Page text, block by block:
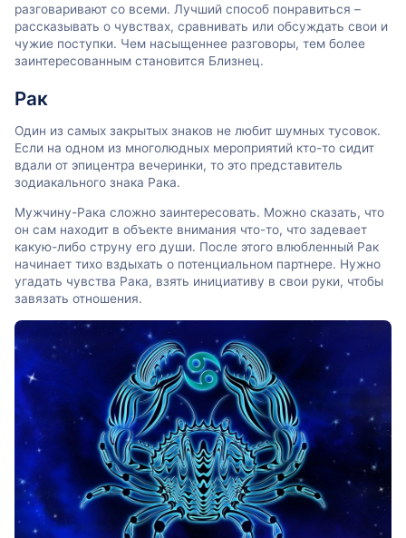
разговаривают со всеми. Лучший способ понравиться –
рассказывать о чувствах, сравнивать или обсуждать свои и
чужие поступки. Чем насыщеннее разговоры, тем более
заинтересованным становится Близнец.
Рак
Один из самых закрытых знаков не любит шумных тусовок.
Если на одном из многолюдных мероприятий кто-то сидит
вдали от эпицентра вечеринки, то это представитель
зодиакального знака Рака.
Мужчину-Рака сложно заинтересовать. Можно сказать, что
он сам находит в объекте внимания что-то, что задевает
какую-либо струну его души. После этого влюбленный Рак
начинает тихо вздыхать о потенциальном партнере. Нужно
угадать чувства Рака, взять инициативу в свои руки, чтобы
завязать отношения.